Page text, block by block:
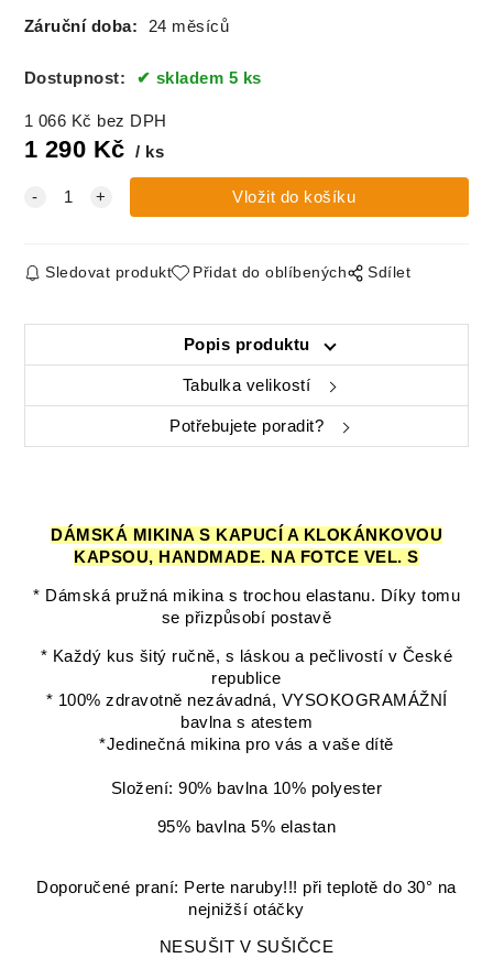
Záruční doba: 24 měsíců
Dostupnost: skladem 5 ks
1 066 Kč bez DPH
1 290 Kč ks
Sledovat produkt Přidat do oblíbených Sdílet
Popis produktu
Tabulka velikostí
Potřebujete poradit?
DÁMSKÁ MIKINA S KAPUCÍ A KLOKÁNKOVOU
KAPSOU, HANDMADE. NA FOTCE VEL. S
* Dámská pružná mikina s trochou elastanu. Díky tomu
se přizpůsobí postavě
* Každý kus šitý ručně, s láskou a pečlivostí v České
republice
* 100% zdravotně nezávadná, VYSOKOGRAMÁŽNÍ
bavlna s atestem
*Jedinečná mikina pro vás a vaše dítě
Složení: 90% bavlna 10% polyester
95% bavlna 5% elastan
Doporučené praní: Perte naruby!!! při teplotě do 30° na
nejnižší otáčky
NESUŠIT V SUŠIČCE